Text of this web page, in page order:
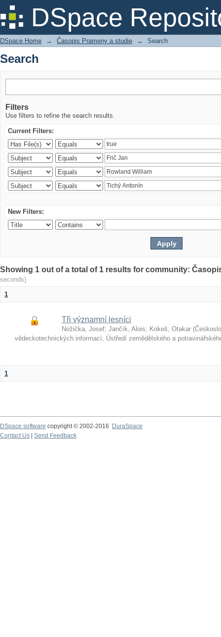
DSpace
Search
DSpace Home → Časopis Prameny a studie → Search
Search
Filters
Use filters to refine the search results.
Current Filters:
New Filters:
Showing 1 out of a total of 1 results for community:
seconds)
1
Tři významní lesníci
Nožička, Josef; Jančík, Alois; Kokeš, Otakar (
vědeckotechnických informací, Ústředí zemědělského a
1
DSpace software copyright © 2002-2016
DuraSpace
Contact Us
Send Feedback